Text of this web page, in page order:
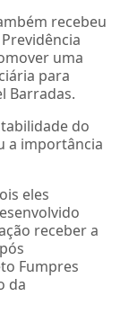
recebeu
uma
para
Barradas.
do
a importância
eles
receber a
Fumpres
da